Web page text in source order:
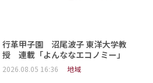
行革甲子園 沼尾波子 東洋大学教
授 連載「よんななエコノミー」
2026.08.05 16:36 地域